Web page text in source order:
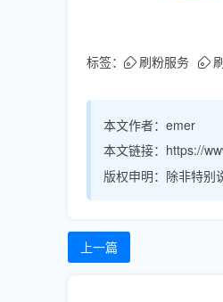
标签： 刷粉服务
本文作者： emer
本文链接： https://
版权申明： 除非特别
上一篇